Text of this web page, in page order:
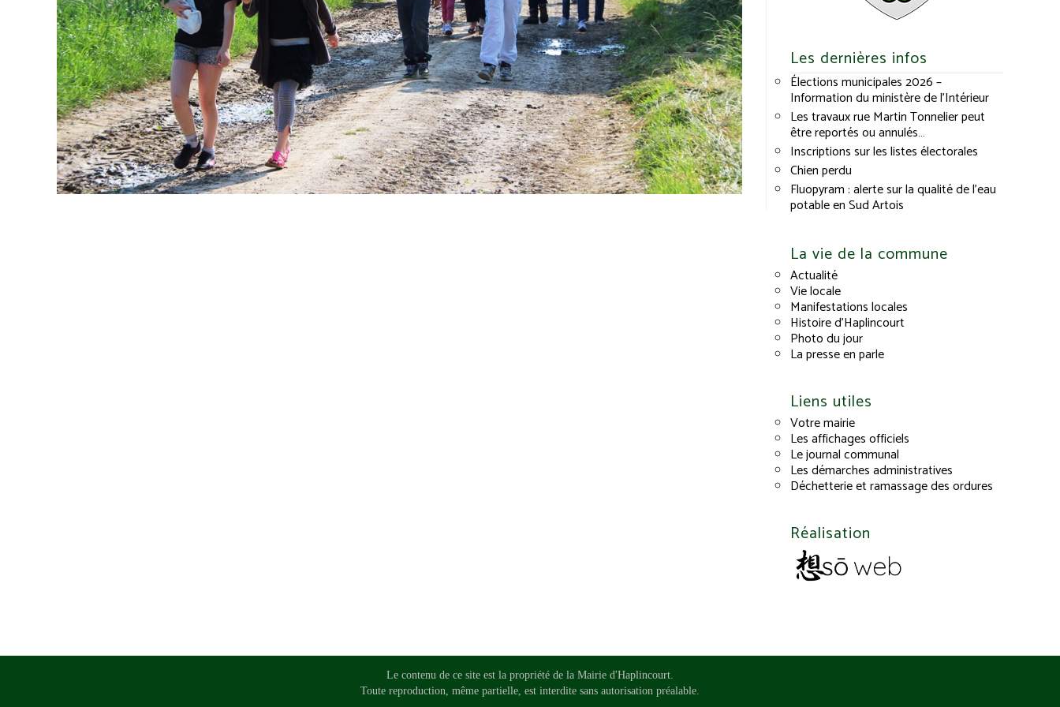
Les dernières infos
Élections municipales 2026 –
Information du ministère de l’Intérieur
Les travaux rue Martin Tonnelier peut
être reportés ou annulés…
Inscriptions sur les listes électorales
Chien perdu
Fluopyram : alerte sur la qualité de l’eau
potable en Sud Artois
La vie de la commune
Actualité
Vie locale
Manifestations locales
Histoire d’Haplincourt
Photo du jour
La presse en parle
Liens utiles
Votre mairie
Les affichages officiels
Le journal communal
Les démarches administratives
Déchetterie et ramassage des ordures
Réalisation
Le contenu de ce site est la propriété de la Mairie d'Haplincourt.
Toute reproduction, même partielle, est interdite sans autorisation préalable.